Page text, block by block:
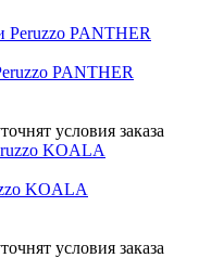
PANTHER
условия заказа
KOALA
условия заказа